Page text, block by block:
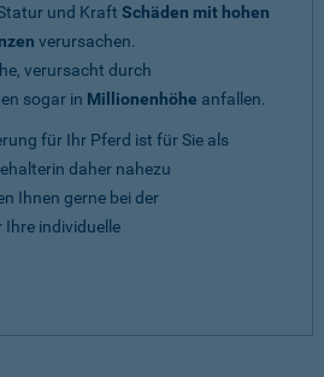
und Kraft Schäden mit hohen
verursachen.
verursacht durch
sogar in Millionenhöhe anfallen.
für Ihr Pferd ist für Sie als
daher nahezu
Ihnen gerne bei der
individuelle